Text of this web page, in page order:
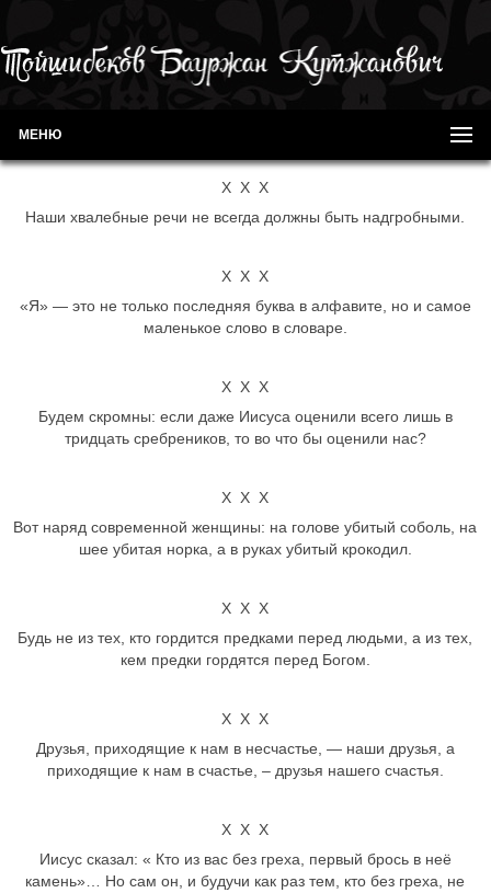
МЕНЮ
Х Х Х
Наши хвалебные речи не всегда должны быть надгробными.
Х Х Х
«Я» — это не только последняя буква в алфавите, но и самое
маленькое слово в словаре.
Х Х Х
Будем скромны: если даже Иисуса оценили всего лишь в
тридцать сребреников, то во что бы оценили нас?
Х Х Х
Вот наряд современной женщины: на голове убитый соболь, на
шее убитая норка, а в руках убитый крокодил.
Х Х Х
Будь не из тех, кто гордится предками перед людьми, а из тех,
кем предки гордятся перед Богом.
Х Х Х
Друзья, приходящие к нам в несчастье, — наши друзья, а
приходящие к нам в счастье, – друзья нашего счастья.
Х Х Х
Иисус сказал: « Кто из вас без греха, первый брось в неё
камень»… Но сам он, и будучи как раз тем, кто без греха, не